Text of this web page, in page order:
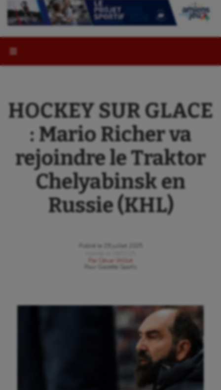
HOCKEY SUR GLACE
: Mario Richer va
rejoindre le Traktor
Chelyabinsk en
Russie (KHL)
Publié le
29 juillet 2025
Par
César Willot
Gazette Sports